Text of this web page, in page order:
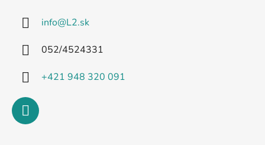
info@L2.sk
052/4524331
+421 948 320 091